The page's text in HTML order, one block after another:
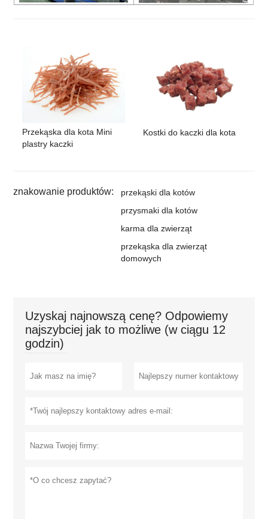
Przekąska dla kota Mini
plastry kaczki
Kostki do kaczki dla kota
znakowanie produktów:
przekąski dla kotów
przysmaki dla kotów
karma dla zwierząt
przekąska dla zwierząt
domowych
Uzyskaj najnowszą cenę? Odpowiemy
najszybciej jak to możliwe (w ciągu 12
godzin)